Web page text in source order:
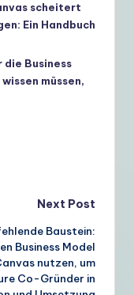
scheitert
Ein Handbuch
Business
müssen,
Next Post
Baustein:
Business Model
nutzen, um
Co-Gründer in